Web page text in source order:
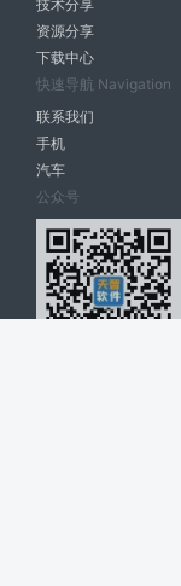
技术分享
资源分享
下载中心
快速导航 Navigation
联系我们
手机
汽车
公众号